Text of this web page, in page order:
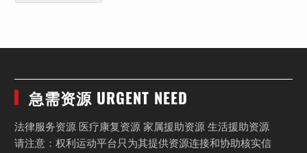
急需资源 URGENT NEED
法律服务资源 医疗康复资源 家属援助资源 生活援助资源
请注意：权利运动平台只为其提供资源连接和协助核实信